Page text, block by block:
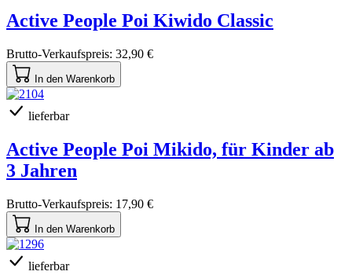
Active People Poi Kiwido Classic
Brutto-Verkaufspreis: 32,90 €
In den Warenkorb
lieferbar
Active People Poi Mikido, für Kinder ab
3 Jahren
Brutto-Verkaufspreis: 17,90 €
In den Warenkorb
lieferbar